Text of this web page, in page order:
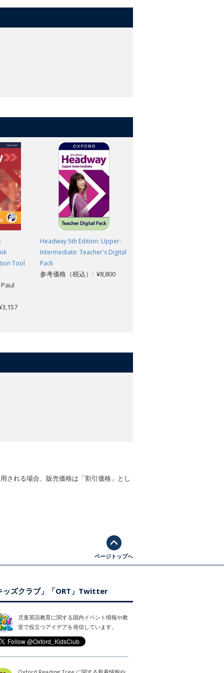
Tool
Headway 5th Edition: Upper-
Intermediate: Teacher's Digital
Pack
参考価格（税込）: ¥8,800
される場合、販売価格は「割引価格」とし
ページトップへ
ッズクラブ」「ORT」Twitter
児童英語教育に関する国内イベント情報や教
室で役立つアイデアを発信しています。